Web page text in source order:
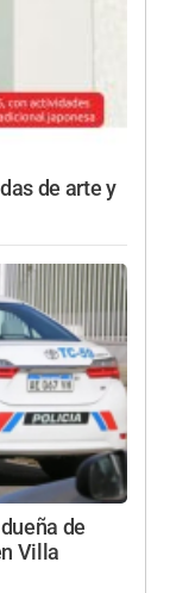
de arte y
de
Villa